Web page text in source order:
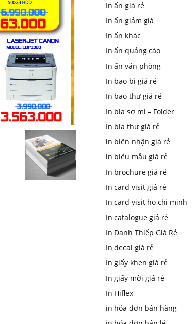
In ấn giá rẻ
In ấn giảm giá
In ấn khác
In ấn quảng cáo
In ấn văn phòng
In bao bì giá rẻ
In bao thư giá rẻ
In bìa sơ mi – Folder
In bìa thư giá rẻ
in biên nhận giá rẻ
in biểu mẫu giá rẻ
In brochure giá rẻ
In card visit giá rẻ
In card visit ho chi minh
In catalogue giá rẻ
In Danh Thiếp Giá Rẻ
In decal giá rẻ
In giấy khen giá rẻ
In giấy mời giá rẻ
In Hiflex
in hóa đơn bán hàng